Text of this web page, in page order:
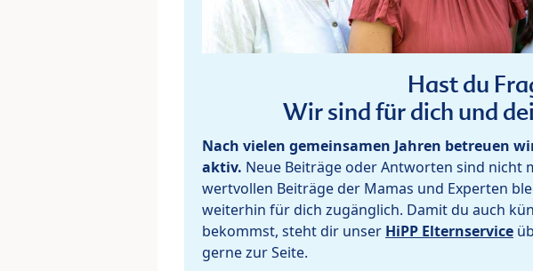
Hast du
Wir sind für dich und
Nach vielen gemeinsamen Jahren betreuen
aktiv. Neue Beiträge oder Antworten sind nicht
wertvollen Beiträge der Mamas und Experten
weiterhin für dich zugänglich. Damit du auch
bekommst, steht dir unser HiPP Elternservice
gerne zur Seite.